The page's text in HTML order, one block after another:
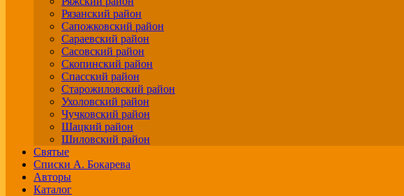
Рязанский район
Сапожковский район
Сараевский район
Сасовский район
Скопинский район
Спасский район
Старожиловский район
Ухоловский район
Чучковский район
Шацкий район
Шиловский район
Святые
Списки А. Бокарева
Авторы
Каталог